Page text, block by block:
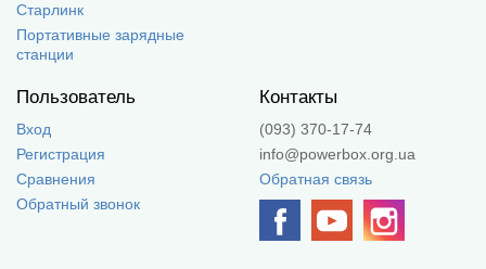
Старлинк
Портативные зарядные
станции
Пользователь
Вход
Регистрация
Сравнения
Обратный звонок
Контакты
(093) 370-17-74
info@powerbox.org.ua
Обратная связь